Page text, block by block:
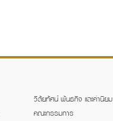
วิสัยทัศน์ พันธกิจ และค่านิยม
คณะกรรมการ